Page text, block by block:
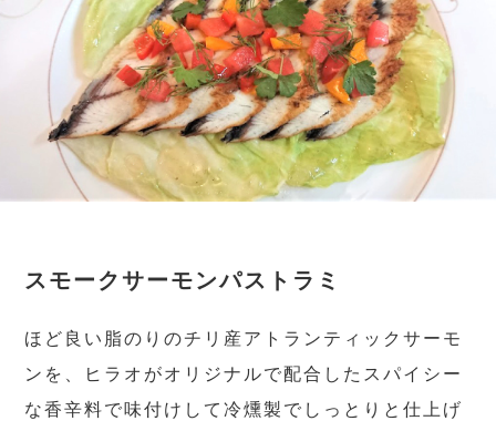
スモークサーモンパストラミ
ほど良い脂のりのチリ産アトランティックサーモ
ンを、ヒラオがオリジナルで配合したスパイシー
な香辛料で味付けして冷燻製でしっとりと仕上げ